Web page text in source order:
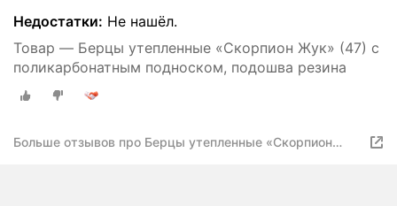
Недостатки: Не нашёл.
Товар — Берцы утепленные «Скорпион Жук» (47) с
поликарбонатным подноском, подошва резина
Больше отзывов про Берцы утепленные «Скорпион